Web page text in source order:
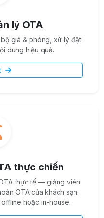
lý OTA
giá & phòng, xử lý đặt
dung hiệu quả.
thực chiến
thực tế — giảng viên
OTA của khách sạn.
hoặc in-house.